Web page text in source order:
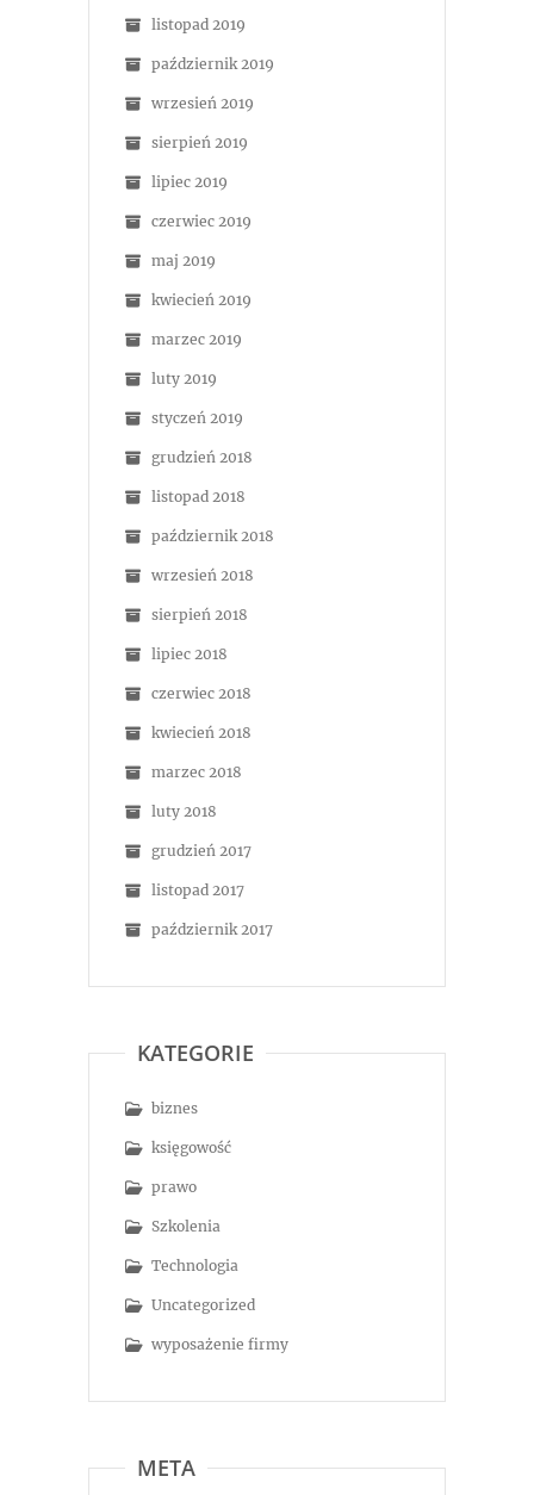
listopad 2019
październik 2019
wrzesień 2019
sierpień 2019
lipiec 2019
czerwiec 2019
maj 2019
kwiecień 2019
marzec 2019
luty 2019
styczeń 2019
grudzień 2018
listopad 2018
październik 2018
wrzesień 2018
sierpień 2018
lipiec 2018
czerwiec 2018
kwiecień 2018
marzec 2018
luty 2018
grudzień 2017
listopad 2017
październik 2017
KATEGORIE
biznes
księgowość
prawo
Szkolenia
Technologia
Uncategorized
wyposażenie firmy
META